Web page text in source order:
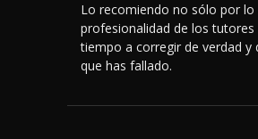
Lo recomiendo no sólo por
profesionalidad de los tutores
tiempo a corregir de verdad y
que has fallado.